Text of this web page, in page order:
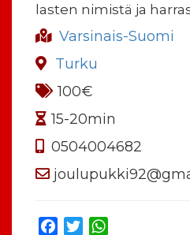
lasten nimistä ja
Varsinais-Suomi
Turku
100€
15-20min
0504004682
Facebook
Twitter